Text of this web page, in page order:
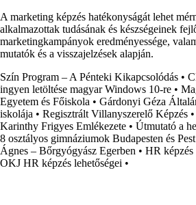
A marketing képzés hatékonyságát lehet
alkalmazottak tudásának és készségeinek
marketingkampányok eredményessége,
mutatók és a visszajelzések alapján.
Szín Program – A Pénteki Kikapcsolódás •
ingyen letöltése magyar Windows 10-re •
Egyetem és Főiskola • Gárdonyi Géza
iskolája • Regisztrált Villanyszerelő Képzés •
Karinthy Frigyes Emlékezete • Útmutató a
8 osztályos gimnáziumok Budapesten és
Ágnes – Bőrgyógyász Egerben • HR
OKJ HR képzés lehetőségei •